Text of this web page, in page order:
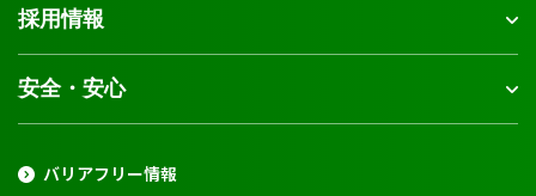
採用情報
安全・安心
バリアフリー情報